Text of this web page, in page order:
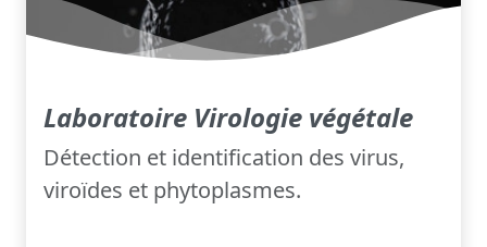
Laboratoire Virologie végétale
Détection et identification des virus,
viroïdes et phytoplasmes.